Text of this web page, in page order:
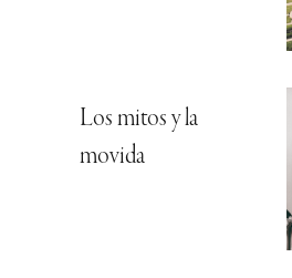
Los mitos y la
movida